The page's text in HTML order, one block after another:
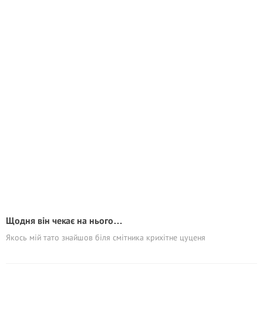
Щодня він чекає на нього…
Якось мій тато знайшов біля смітника крихітне цуценя